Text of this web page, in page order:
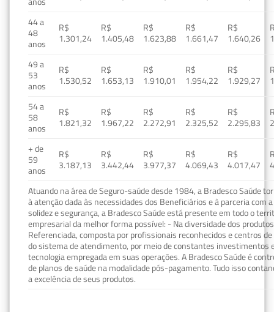
44 a
48
anos
R$
1.301,24
R$
1.405,48
R$
1.623,88
R$
1.661,47
R$
1.640,26
49 a
53
anos
R$
1.530,52
R$
1.653,13
R$
1.910,01
R$
1.954,22
R$
1.929,27
54 a
58
anos
R$
1.821,32
R$
1.967,22
R$
2.272,91
R$
2.325,52
R$
2.295,83
+ de
59
anos
R$
3.187,13
R$
3.442,44
R$
3.977,37
R$
4.069,43
R$
4.017,47
Atuando na área de Seguro-saúde desde 1984, a Bradesco Saúde
à atenção dada às necessidades dos Beneficiários e à parceria com
solidez e segurança, a Bradesco Saúde está presente em todo o
empresarial da melhor forma possível: - Na diversidade dos
Referenciada, composta por profissionais reconhecidos e centros
do sistema de atendimento, por meio de constantes investimentos
tecnologia empregada em suas operações. A Bradesco Saúde é
de planos de saúde na modalidade pós-pagamento. Tudo isso
a excelência de seus produtos.